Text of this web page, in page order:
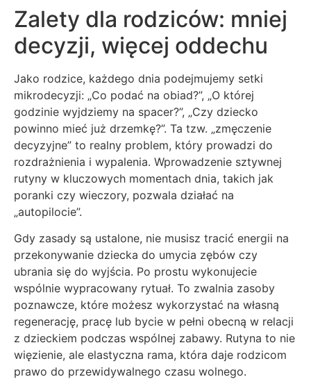
Zalety dla rodziców: mniej
decyzji, więcej oddechu
Jako rodzice, każdego dnia podejmujemy setki
mikrodecyzji: „Co podać na obiad?”, „O której
godzinie wyjdziemy na spacer?”, „Czy dziecko
powinno mieć już drzemkę?”. Ta tzw. „zmęczenie
decyzyjne” to realny problem, który prowadzi do
rozdrażnienia i wypalenia. Wprowadzenie sztywnej
rutyny w kluczowych momentach dnia, takich jak
poranki czy wieczory, pozwala działać na
„autopilocie”.
Gdy zasady są ustalone, nie musisz tracić energii na
przekonywanie dziecka do umycia zębów czy
ubrania się do wyjścia. Po prostu wykonujecie
wspólnie wypracowany rytuał. To zwalnia zasoby
poznawcze, które możesz wykorzystać na własną
regenerację, pracę lub bycie w pełni obecną w relacji
z dzieckiem podczas wspólnej zabawy. Rutyna to nie
więzienie, ale elastyczna rama, która daje rodzicom
prawo do przewidywalnego czasu wolnego.